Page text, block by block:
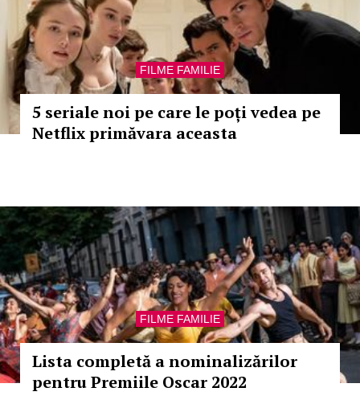
FILME FAMILIE
5 seriale noi pe care le poți vedea pe
Netflix primăvara aceasta
FILME FAMILIE
Lista completă a nominalizărilor
pentru Premiile Oscar 2022